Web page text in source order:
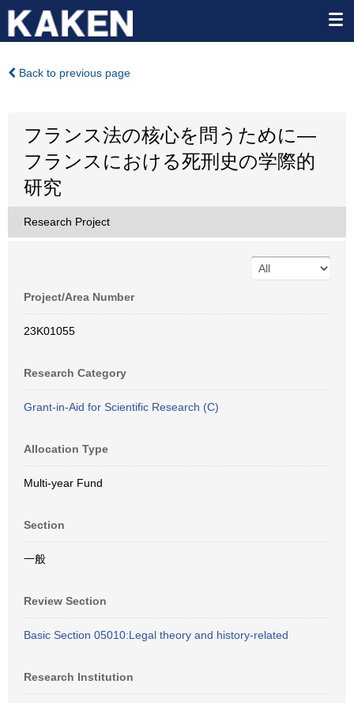
Back to previous page
フランス法の核心を問うために―
フランスにおける死刑史の学際的
研究
Research Project
Project/Area Number
23K01055
Research Category
Grant-in-Aid for Scientific Research (C)
Allocation Type
Multi-year Fund
Section
一般
Review Section
Basic Section 05010:Legal theory and history-related
Research Institution